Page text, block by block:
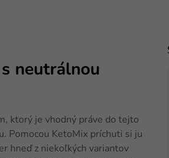
neutrálnou
ktorý je vhodný práve do tejto
Pomocou KetoMix príchuti si ju
hneď z niekoľkých variantov